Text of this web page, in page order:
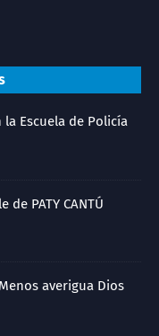
Escuela de Policía
de PATY CANTÚ
averigua Dios